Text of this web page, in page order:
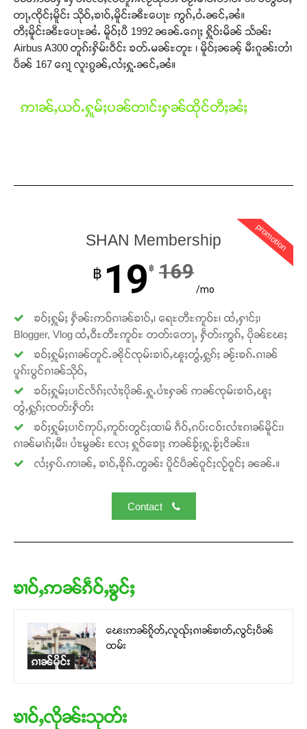
Support SHAN
တႃႇႁႂ်ႈသဵင်ၵၢင်ၸႂ်ၵူၼ်းမိူင်း ၵူႈတီႈၵူႈလႅၼ်ပေႃးတေၸွ
တ်ႇ တူဝ်ႈလုမ်ႈၾႃႉၼၼ်ႉ ၶဝ်ႈႁူမ်ႈၵမ်ႉထႅမ် ၸုမ်းၶၢ
ဝ်ႇၽူႈတွႆႇႁွၵ်ႈ လႆႈယူႇၶႃႈဢေႃႈ။
Donate Now
တႃႇၸိုင်ႈမိူင်း သိုဝ်ႇၶၢဝ်ႇမိူင်းၼီႊပေႃႊ ဢွၵ်ႇဝႆႉၼင်ႇၼႆ။
တီႈမိူင်းၼီႊပေႃႊၼႆႉ မိူဝ်ႈပီ 1992 ၼၼ်ႉၵေႃႈ ႁိူဝ်းမိၼ် သႅၼ်း
Airbus A300 တူၵ်းႁိမ်းဝဵင်း ၶတ်ႉမၼ်ႊတူႊ ၊ မိူဝ်ႈၼၼ့် မီးၵူၼ်းတၢႆ
ပဵၼ် 167 ၵေႃ့ လူးၵွၼ်ႇလႆႈႁူႉၼင်ႇၼႆ။
ဢၢၼ်ႇယဝ်ႉႁူမ်ႈပၼ်တၢင်းႁၼ်ထိုင်တီႈၼႆႈ
promotion
SHAN Membership
฿ 19 ฿ 169
/mo
ၶဝ်ႈႁူမ်ႈ ႁဵၼ်းဢဝ်ၵၢၼ်ၶၢဝ်ႇ၊ ရေႊတီႊဢူဝ်ႊ၊ ထႆႇႁၢင်ႈ၊
Blogger, Vlog ထႆႇဝီႊတီႊဢူဝ်ႊ တတ်းတေႃႇ ႁဵတ်းဢွၵ်ႇ ပိုၼ်ၽႄႈ
ၶဝ်ႈႁူမ်ႈၵၢၼ်တူင်ႉၼိုင်ၸုမ်းၶၢဝ်ႇၽူႈတွႆႇႁွၵ်ႈ ၼႂ်းၶၵ်ႉၵၢၼ်
ပူၵ်းပွင်ၵၢၼ်သိုဝ်ႇ
ၶဝ်ႈႁူမ်ႈပၢင်လႅၵ်ႈလၢႆႈပိုၼ်ႉႁူႉပၢႆးႁၼ် ဢၼ်ၸုမ်းၶၢဝ်ႇၽူႈ
တွႆႇႁွၵ်ႈၸတ်းႁဵတ်း
ၶဝ်ႈႁူမ်ႈပၢင်ဢုပ်ႇဢူဝ်းတွင်ႈထၢမ် ၵဵဝ်ႇၵပ်းငဝ်းလၢႆးၵၢၼ်မိူင်း၊
ၵၢၼ်မၢၵ်ႈမီး၊ ပၢႆးမွၼ်း လႄႈ ႁူဝ်ၶေႃႈ ဢၼ်ၶႂ်ႈႁူႉၶႂ်ႈငိၼ်း။
လႆႈႁပ်ႉဢၢၼ်ႇ ၶၢဝ်ႇၶိုၵ်ႉတွၼ်း ပိူင်ပဵၼ်ဝူင်ႈလႂ်ဝူင်ႈ ၼၼ်ႉ။
Contact
ၶၢဝ်ႇဢၼ်ၵဵဝ်ႇၶွင်ႈ
ၵၢၼ်မိူင်း
ၽေးဢၼ်ၵိူတ်ႇလူၺ်ႈၵၢၼ်ၶၢတ်ႇလွင်ႈပဵၼ်
ထမ်း
ၶၢဝ်ႇလိုၼ်းသုတ်း